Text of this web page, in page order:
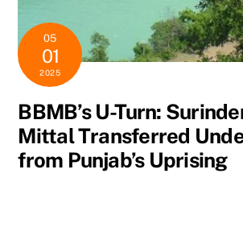
05
01
2025
BBMB’s U-Turn:
Mittal Transferred
from Punjab’s Uprising